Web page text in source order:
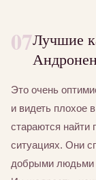
07Лучшие
Это очень
и видеть плохое
стараются найти
ситуациях. Они
добрыми людьми